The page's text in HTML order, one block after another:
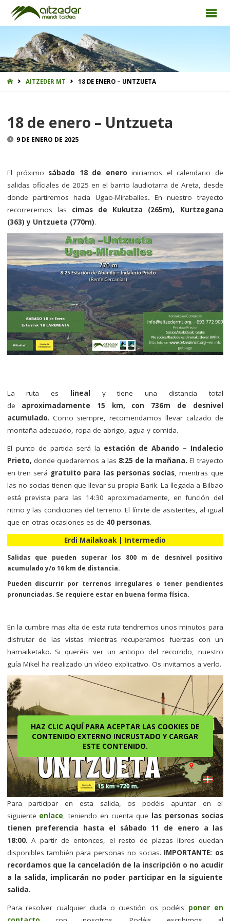
INICIOAITZEDER MT 18 DE ENERO – UNTZUETA
18 de enero – Untzueta
9 DE ENERO DE 2025
El próximo sábado 18 de enero iniciamos el calendario de
salidas oficiales de 2025 en el barrio laudiotarra de Areta, desde
donde partiremos hacia Ugao-Miraballes. En nuestro trayecto
recorreremos las cimas de Kukutza (265m), Kurtzegana
(363) y Untzueta (770m).
La ruta es lineal y tiene una distancia total
de aproximadamente 15 km, con 736m de desnivel
acumulado.Como siempre, recomendamos llevar calzado de
montaña adecuado, ropa de abrigo, agua y comida.
El punto de partida será la estación de Abando – Indalecio
Prieto, donde quedaremos a las 8:25 de la mañana.El trayecto
en tren será gratuito para las personas socias, mientras que
las no socias tienen que llevar su propia Barik. La llegada a Bilbao
está prevista para las 14:30 aproximadamente, en función del
ritmo y las condiciones del terreno. El límite de asistentes, al igual
que en otras ocasiones es de 40 personas.
Erdi Mailakoak | Intermedio
Salidas que pueden superar los 800 m de desnivel positivo
acumulado y/o 16 km de distancia.
Pueden discurrir por terrenos irregulares o tener pendientes
pronunciadas. Se requiere estar en buena forma física.
En la cumbre mas alta de esta ruta tendremos unos minutos para
disfrutar de las vistas mientras recuperamos fuerzas con un
hamaiketako. Si queréis ver un anticipo del recorrido, nuestro
guía Mikel ha realizado un vídeo explicativo. Os invitamos a verlo.
HAZ CLIC AQUÍ PARA ACEPTAR LAS COOKIES DE
CONTENIDO EXTERNO INCRUSTADO Y CARGAR
ESTE CONTENIDO.
Para participar en esta salida, os podéis apuntar en el
siguiente enlace, teniendo en cuenta que las personas socias
tienen preferencia hasta el sábado 11 de enero a las
18:00.A partir de entonces, el resto de plazas libres quedan
disponibles también para personas no socias. IMPORTANTE: os
recordamos que la cancelación de la inscripción o no acudir
a la salida, implicarán no poder participar en la siguiente
salida.
Para resolver cualquier duda o cuestión os podéis poner en